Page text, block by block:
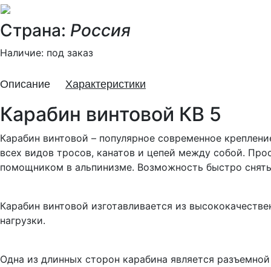
Страна: Россия
Наличие: под заказ
Описание Характеристики
Карабин винтовой КВ 5
Карабин винтовой – популярное современное
всех видов тросов, канатов и цепей между собой.
помощником в альпинизме. Возможность быстро
Карабин винтовой изготавливается из
нагрузки.
Одна из длинных сторон карабина является